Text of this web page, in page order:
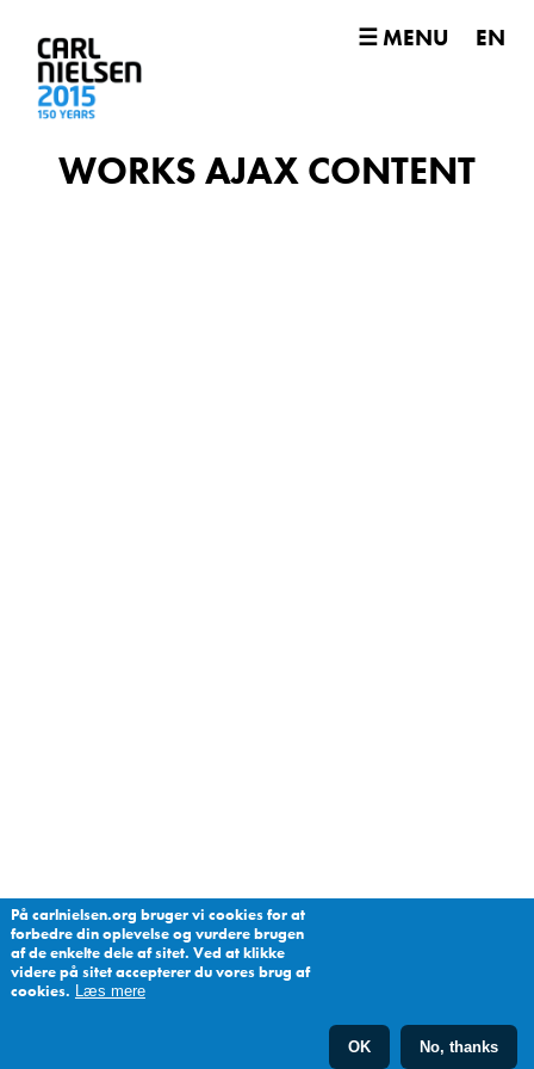
☰ MENU
WORKS AJAX CONTENT
EN
På carlnielsen.org bruger vi cookies for at
forbedre din oplevelse og vurdere brugen
af de enkelte dele af sitet. Ved at klikke
videre på sitet accepterer du vores brug af
cookies. Læs mere
OK No, thanks